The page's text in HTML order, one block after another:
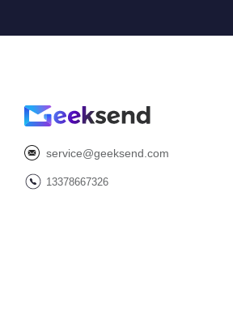
service@geeksend.com
13378667326